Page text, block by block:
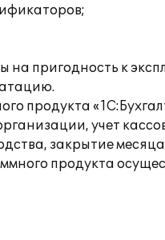
на пригодность к
продукта
учет
закрытие
продукта